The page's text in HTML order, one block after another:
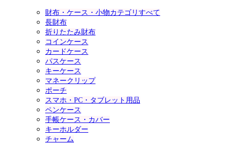
財布・ケース・小物カテゴリすべて
長財布
折りたたみ財布
コインケース
カードケース
パスケース
キーケース
マネークリップ
ポーチ
スマホ・PC・タブレット用品
ペンケース
手帳ケース・カバー
キーホルダー
チャーム